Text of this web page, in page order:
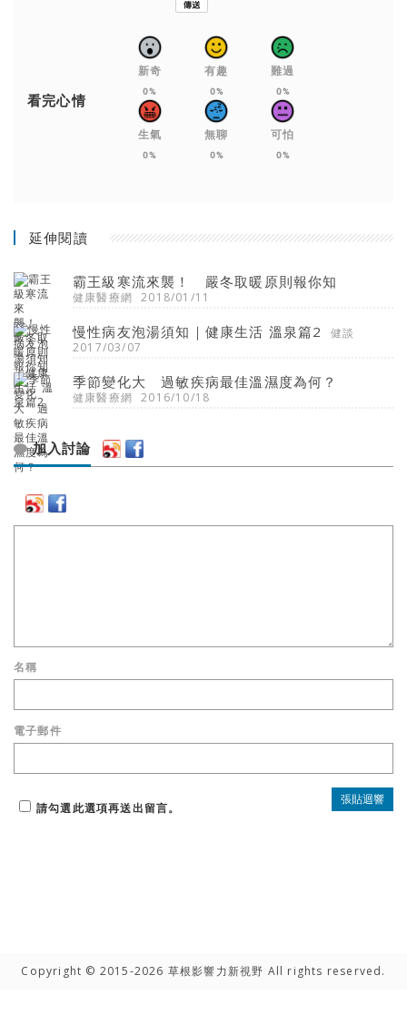
看完心情
新奇
0%
有趣
0%
難過
0%
生氣
0%
無聊
0%
可怕
0%
延伸閱讀
霸王級寒流來襲！ 嚴冬取暖原則報你知
健康醫療網 2018/01/11
慢性病友泡湯須知｜健康生活 溫泉篇2
健談
2017/03/07
季節變化大 過敏疾病最佳溫濕度為何？
健康醫療網 2016/10/18
加入討論
名稱
電子郵件
請勾選此選項再送出留言。
Copyright © 2015-2026 草根影響力新視野 All rights reserved.